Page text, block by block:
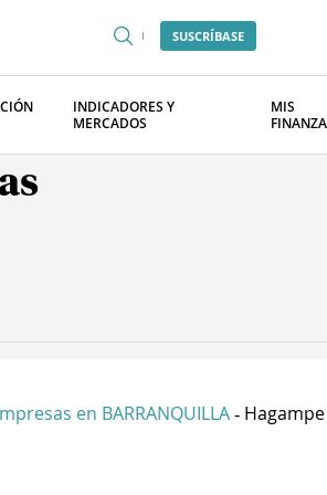
SUSCRÍBASE
INDICADORES Y
MERCADOS
MIS
en BARRANQUILLA - Hagampe